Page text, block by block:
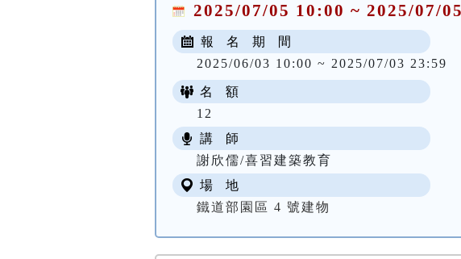
2025/07/05 10:00 ~ 2025/07/
報 名 期 間
2025/06/03 10:00 ~ 2025/07/03 23:59
名 額
12
講 師
謝欣儒/喜習建築教育
場 地
鐵道部園區 4 號建物